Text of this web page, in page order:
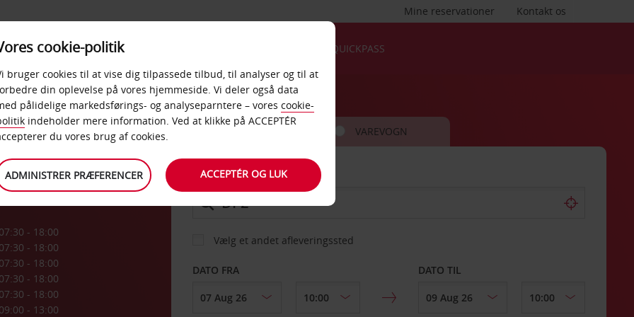
Kontakt os
Mine reservationer
PRODUKTER &
KONTORER
QUICKPASS
07:30 - 18:00
07:30 - 18:00
07:30 - 18:00
07:30 - 18:00
07:30 - 18:00
09:00 - 13:00
BIL VAREVOGN
AFHENT FRA
Vælg et andet afleveringssted
DATO FRA DATO TIL
cookie-politik
bruger cookies til at vise dig tilpassede tilbud, til analyser og til at
din oplevelse på vores hjemmeside. Vi deler også data
pålidelige markedsførings- og analyseparntere – vores cookie-
indeholder mere information. Ved at klikke på ACCEPTÉR
du vores brug af cookies.
ADMINISTRER PRÆFERENCER ACCEPTÉR OG LUK